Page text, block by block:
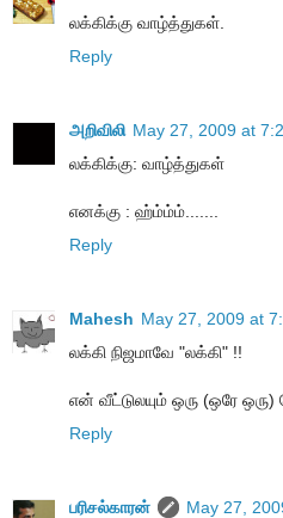
லக்கிக்கு வாழ்த்துகள்.
Reply
அறிவிலி May 27, 2009 at
லக்கிக்கு: வாழ்த்துகள்
எனக்கு : ஹ்ம்ம்ம்.......
Reply
Mahesh May 27, 2009 at
லக்கி நிஜமாவே "லக்கி" !!
என் வீட்டுலயும் ஒரு (ஒரே
Reply
பரிசல்காரன்
May 27,